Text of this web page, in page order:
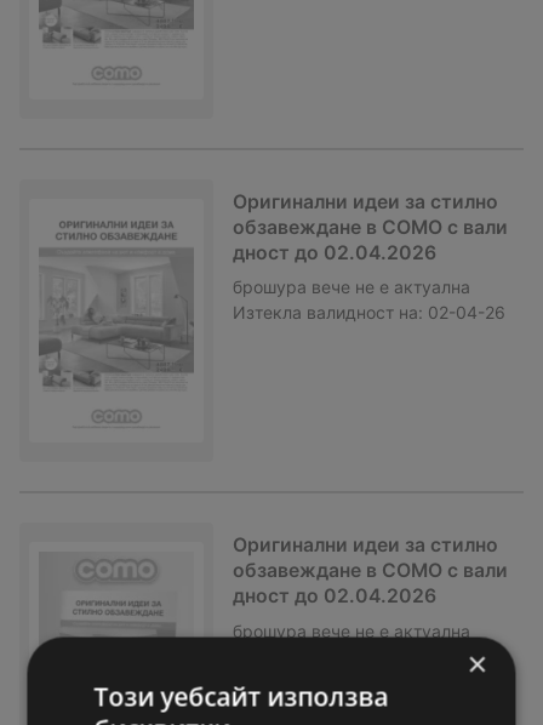
Оригинални идеи за стилно
обзавеждане в COMO с вали
дност до 02.04.2026
брошура вече не е актуална
Изтекла валидност на: 02-04-26
Оригинални идеи за стилно
обзавеждане в COMO с вали
дност до 02.04.2026
брошура вече не е актуална
02-04-26
×
Този уебсайт използва